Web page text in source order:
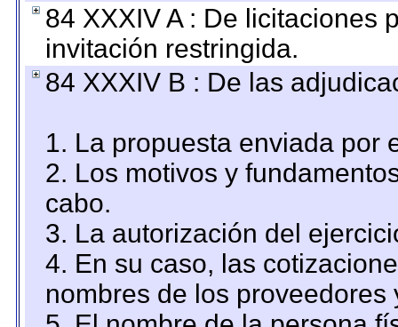
84 XXXIV A : De licitaciones
invitación restringida.
84 XXXIV B : De las
1. La propuesta enviada por
2. Los motivos y
cabo.
3. La autorización del
4. En su caso, las
nombres de los proveedores